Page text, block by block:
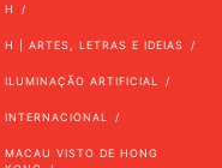
H
H | ARTES, LETRAS E IDEIAS
ILUMINAÇÃO ARTIFICIAL
INTERNACIONAL
MACAU VISTO DE HONG